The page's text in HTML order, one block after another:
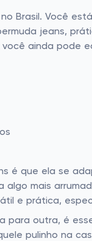
Brasil. Você
jeans,
você ainda pode
é que ela se
mais
e prática,
para outra, é
pulinho na